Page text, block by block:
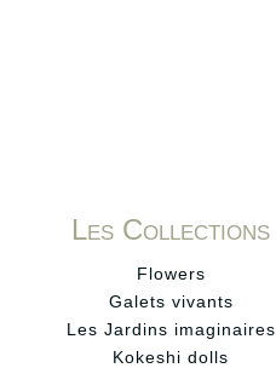
Les Collections
Flowers
Galets vivants
Les Jardins imaginaires
Kokeshi dolls